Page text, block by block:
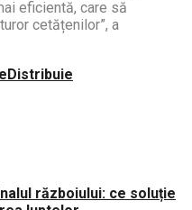
eficientă, care să
cetățenilor”, a
Distribuie